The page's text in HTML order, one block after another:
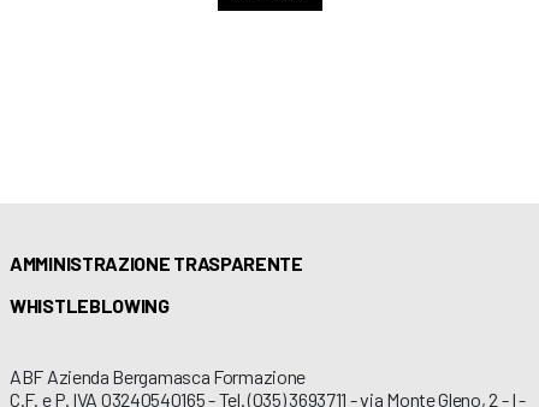
AMMINISTRAZIONE TRASPARENTE
WHISTLEBLOWING
ABF Azienda Bergamasca Formazione
C.F. e P. IVA 03240540165 - Tel. (035) 3693711 - via Monte Gleno, 2 - I -